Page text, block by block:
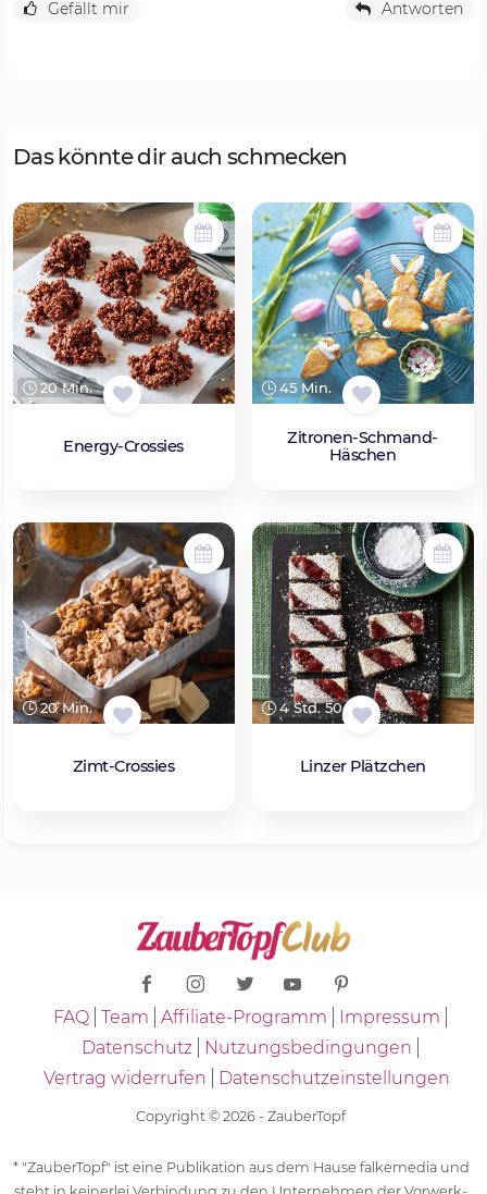
Gefällt mir Antworten
Das könnte dir auch schmecken
20 Min.
Energy-Crossies
45 Min.
Zitronen-Schmand-
Häschen
20 Min.
Zimt-Crossies
4 Std. 50 Min.
Linzer Plätzchen
FAQ Team Affiliate-Programm
Impressum
Datenschutz
Nutzungsbedingungen
Vertrag widerrufen
Datenschutzeinstellungen
Copyright © 2026 - ZauberTopf
* "ZauberTopf" ist eine Publikation aus dem Hause falkemedia und